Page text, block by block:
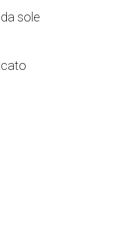
sole